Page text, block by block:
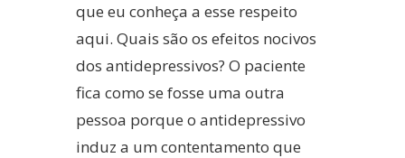
que eu conheça a esse respeito
aqui. Quais são os efeitos nocivos
dos antidepressivos? O paciente
fica como se fosse uma outra
pessoa porque o antidepressivo
induz a um contentamento que